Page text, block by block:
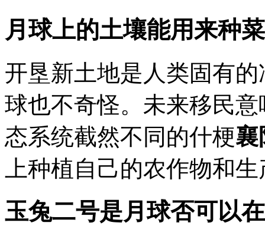
月球上的土壤能用来种
开垦新土地是人类固有
球也不奇怪。未来移民
态系统截然不同的什梗襄
上种植自己的农作物和
玉兔二号是月球否可以